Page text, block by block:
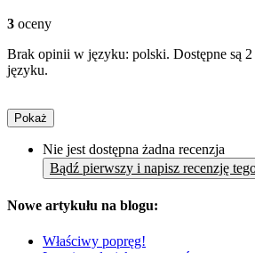
3 oceny
Brak opinii w języku: polski. Dostępne są
języku.
Pokaż
Nie jest dostępna żadna recenzja
Bądź pierwszy i napisz recenzję
Nowe artykułu na blogu:
Właściwy popręg!